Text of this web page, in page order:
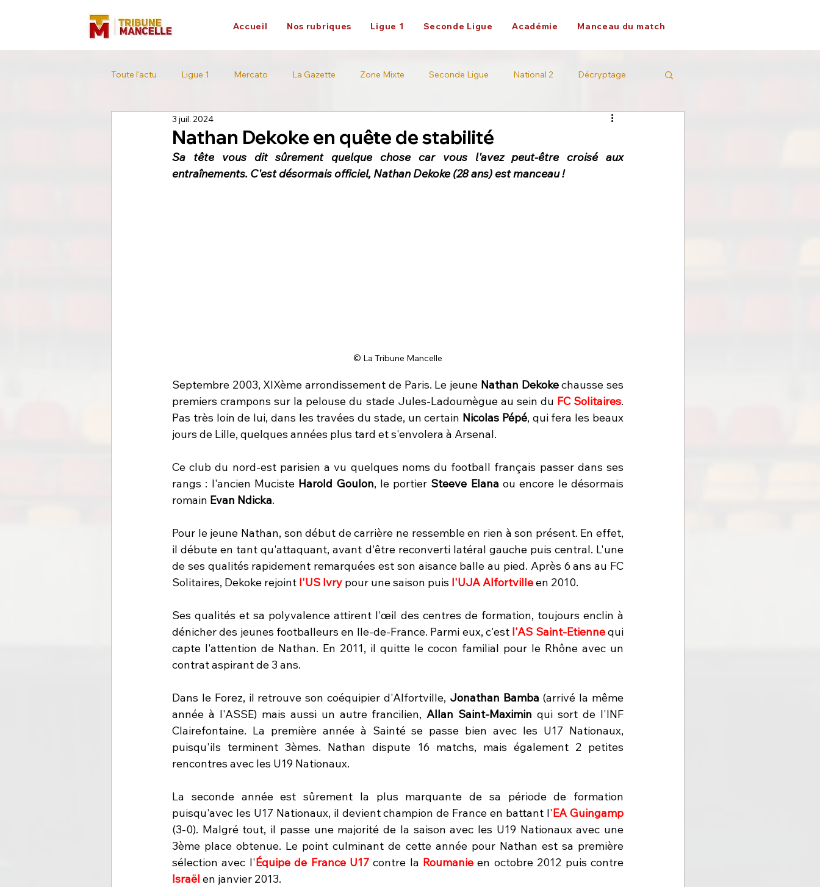
Accueil Nos rubriques Ligue 1 Seconde Ligue Académie Manceau du match
Toute l'actu Ligue 1 Mercato La Gazette Zone Mixte Seconde Ligue National 2 Décryptage
L'interview Tour de France
Nathan Dekoke en quête de stabilité
3 juil. 2024
Sa tête vous dit sûrement quelque chose car vous l'avez peut-être croisé aux
entraînements. C'est désormais officiel, Nathan Dekoke (28 ans) est manceau !
© La Tribune Mancelle
Septembre 2003, XIXème arrondissement de Paris. Le jeune Nathan Dekoke chausse ses
premiers crampons sur la pelouse du stade Jules-Ladoumègue au sein du FC Solitaires.
Pas très loin de lui, dans les travées du stade, un certain Nicolas Pépé, qui fera les beaux
jours de Lille, quelques années plus tard et s'envolera à Arsenal.
Ce club du nord-est parisien a vu quelques noms du football français passer dans ses
rangs : l'ancien Muciste Harold Goulon, le portier Steeve Elana ou encore le désormais
romain Evan Ndicka.
Pour le jeune Nathan, son début de carrière ne ressemble en rien à son présent. En effet,
il débute en tant qu'attaquant, avant d'être reconverti latéral gauche puis central. L'une
de ses qualités rapidement remarquées est son aisance balle au pied. Après 6 ans au FC
Solitaires, Dekoke rejoint l'US Ivry pour une saison puis l'UJA Alfortville en 2010.
Ses qualités et sa polyvalence attirent l'œil des centres de formation, toujours enclin à
dénicher des jeunes footballeurs en Ile-de-France. Parmi eux, c'est l'AS Saint-Etienne qui
capte l'attention de Nathan. En 2011, il quitte le cocon familial pour le Rhône avec un
contrat aspirant de 3 ans.
Dans le Forez, il retrouve son coéquipier d'Alfortville, Jonathan Bamba (arrivé la même
année à l'ASSE) mais aussi un autre francilien, Allan Saint-Maximin qui sort de l'INF
Clairefontaine. La première année à Sainté se passe bien avec les U17 Nationaux,
puisqu'ils terminent 3èmes. Nathan dispute 16 matchs, mais également 2 petites
rencontres avec les U19 Nationaux.
La seconde année est sûrement la plus marquante de sa période de formation
puisqu'avec les U17 Nationaux, il devient champion de France en battant l'EA Guingamp
(3-0). Malgré tout, il passe une majorité de la saison avec les U19 Nationaux avec une
3ème place obtenue. Le point culminant de cette année pour Nathan est sa première
sélection avec l'Équipe de France U17 contre la Roumanie
Israël en janvier 2013.